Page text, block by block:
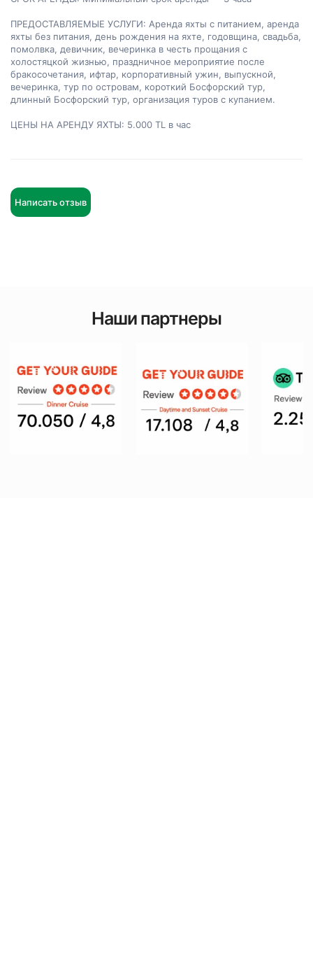
ПРЕДОСТАВЛЯЕМЫЕ УСЛУГИ: Аренда яхты с питанием, аренда
яхты без питания, день рождения на яхте, годовщина, свадьба,
помолвка, девичник, вечеринка в честь прощания с
холостяцкой жизнью, праздничное мероприятие после
бракосочетания, ифтар, корпоративный ужин, выпускной,
вечеринка, тур по островам, короткий Босфорский тур,
длинный Босфорский тур, организация туров с купанием.
ЦЕНЫ НА АРЕНДУ ЯХТЫ: 5.000 TL в час
Написать отзыв
Наши партнеры